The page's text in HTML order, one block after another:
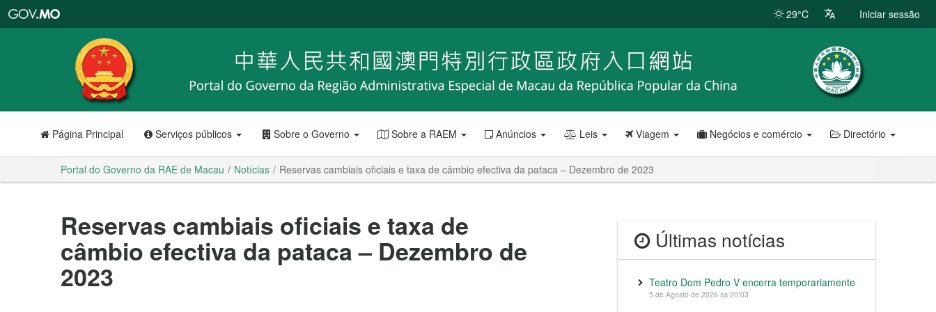
RAE
de
Macau
29°C Iniciar sessão
Página Principal Serviços públicos Sobre o Governo Sobre a RAEM Anúncios Leis Viagem Negócios e comércio Directório
Portal do Governo da RAE de Macau Notícias Reservas cambiais oficiais e taxa de câmbio efectiva da pataca – Dezembro de 2023
Reservas cambiais oficiais e taxa de
câmbio efectiva da pataca – Dezembro de
2023
Últimas notícias
Teatro Dom Pedro V encerra temporariamente
5 de Agosto de 2026 às 20:03